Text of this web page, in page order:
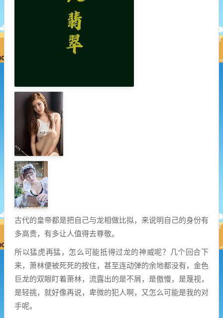
古代的皇帝都是把自己与龙相做比拟，来说明自己的身份有
多高贵，有多让人值得去尊敬。
所以猛虎再猛，怎么可能抵得过龙的神威呢？几个回合下
来，萧林便被死死的按住，甚至连动弹的余地都没有，金色
巨龙的双眼盯着萧林，流露出的是不屑，是傲慢，是蔑视，
是轻挑，就好像再说，卑微的犯人啊，又怎么可能是我的对
手呢。